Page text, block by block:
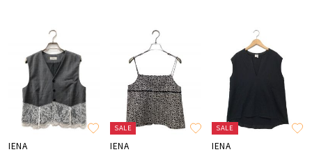
IENA
SALE
IENA
SALE
IENA